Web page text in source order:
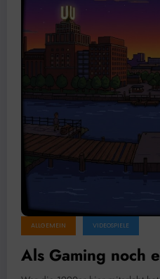
ALLGEMEIN VIDEOSPIELE
Als Gaming noch